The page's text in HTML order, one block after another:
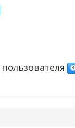
пользователя